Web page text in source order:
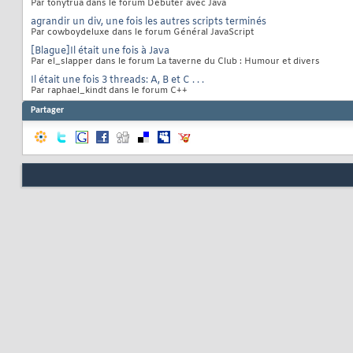
Par tonytrua dans le forum Débuter avec Java
agrandir un div, une fois les autres scripts terminés
Par cowboydeluxe dans le forum Général JavaScript
[Blague]Il était une fois à Java
Par el_slapper dans le forum La taverne du Club : Humour et divers
Il était une fois 3 threads: A, B et C . . .
Par raphael_kindt dans le forum C++
Partager